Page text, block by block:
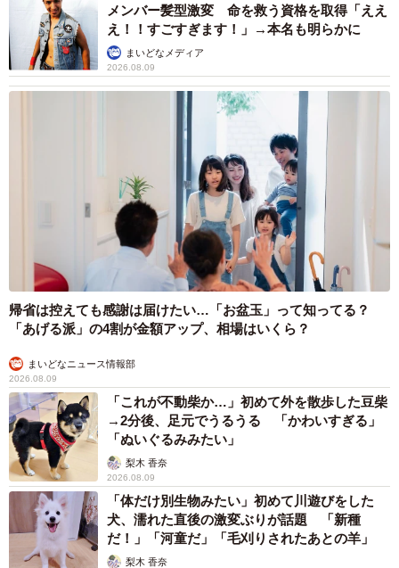
メンバー髪型激変 命を救う資格を取得「ええ
え！！すごすぎます！」→本名も明らかに
まいどなメディア
2026.08.09
帰省は控えても感謝は届けたい…「お盆玉」って知ってる？
「あげる派」の4割が金額アップ、相場はいくら？
まいどなニュース情報部
2026.08.09
「これが不動柴か…」初めて外を散歩した豆柴
→2分後、足元でうるうる 「かわいすぎる」
「ぬいぐるみみたい」
梨木 香奈
2026.08.09
「体だけ別生物みたい」初めて川遊びをした
犬、濡れた直後の激変ぶりが話題 「新種
だ！」「河童だ」「毛刈りされたあとの羊」
梨木 香奈